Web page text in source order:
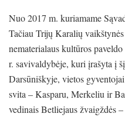
Nuo 2017 m. kuriamame
Tačiau Trijų Karalių
nematerialaus kultūros
r. savivaldybėje, kuri įrašyta į
Darsūniškyje, vietos
svita – Kasparu, Merkeliu ir
vedinais Betliejaus žvaigždės